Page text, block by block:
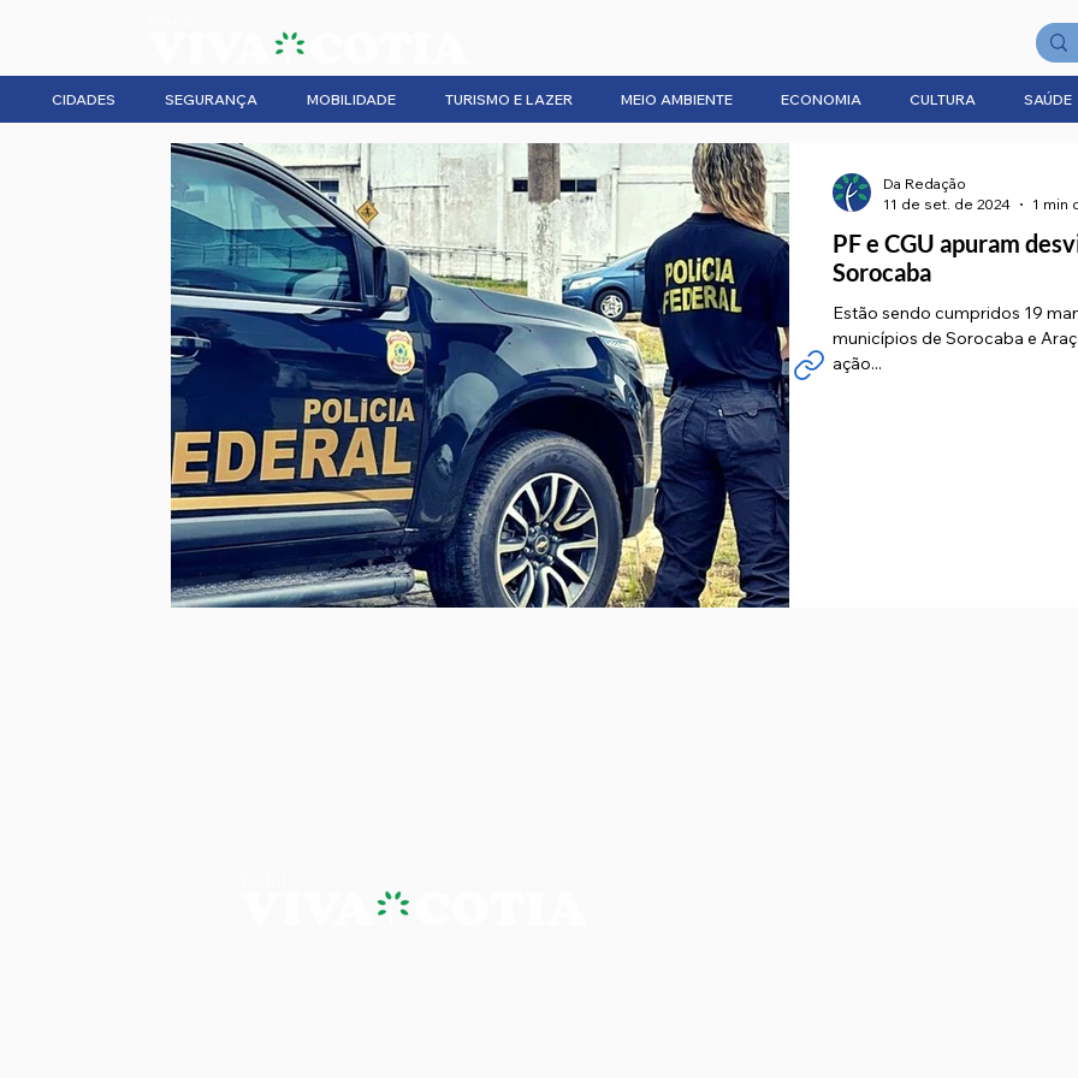
CIDADES SEGURANÇA MOBILIDADE TURISMO E LAZER MEIO AMBIENTE ECONOMIA CULTURA SAÚDE
PF e CGU apuram
Sorocaba
Estão sendo cumpridos 19
municípios de Sorocaba e
ação...
Da Redação
11 de set. de 2024
1 min